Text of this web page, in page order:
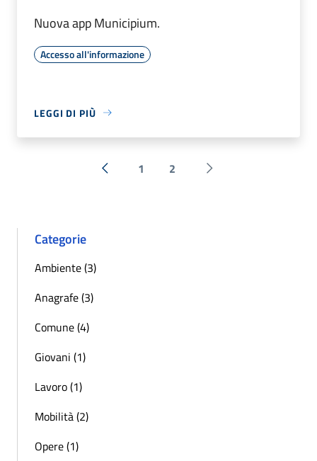
Nuova app Municipium.
Accesso all'informazione
LEGGI DI PIÙ
« Precedente
1 2 Successiva »
Categorie
Ambiente (3)
Anagrafe (3)
Comune (4)
Giovani (1)
Lavoro (1)
Mobilità (2)
Opere (1)